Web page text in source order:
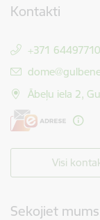
Kontakti
+371 64497710
E-pasts:
Ābeļu iela 2,
Visi
Sekojiet mums